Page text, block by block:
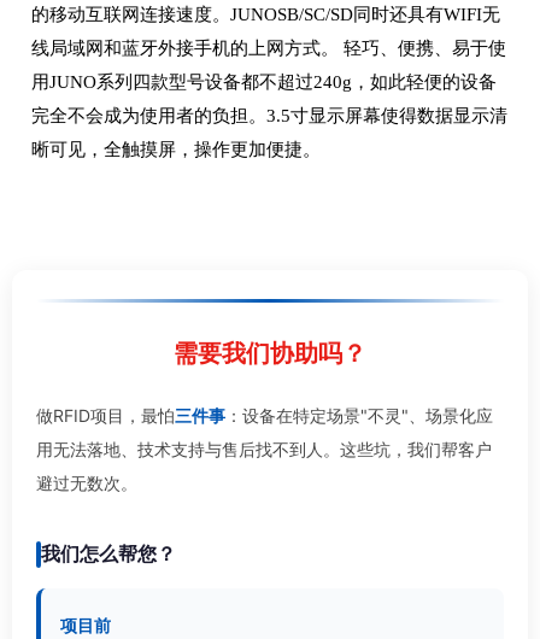
的移动互联网连接速度。JUNOSB/SC/SD同时还具有WIFI无
线局域网和蓝牙外接手机的上网方式。 轻巧、便携、易于使
用JUNO系列四款型号设备都不超过240g，如此轻便的设备
完全不会成为使用者的负担。3.5寸显示屏幕使得数据显示清
晰可见，全触摸屏，操作更加便捷。
需要我们协助吗？
做RFID项目，最怕三件事 ：设备在特定场景"不灵"、场景化应
用无法落地、技术支持与售后找不到人。这些坑，我们帮客户
避过无数次。
我们怎么帮您？
项目前